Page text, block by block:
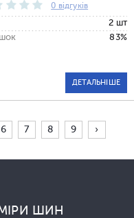
0 відгуків
2 шт
83%
ДЕТАЛЬНІШЕ
6 7 8 9 ›
ШИН